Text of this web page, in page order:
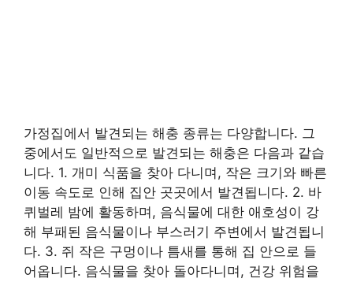
가정집에서 발견되는 해충 종류는 다양합니다. 그
중에서도 일반적으로 발견되는 해충은 다음과 같습
니다. 1. 개미 식품을 찾아 다니며, 작은 크기와 빠른
이동 속도로 인해 집안 곳곳에서 발견됩니다. 2. 바
퀴벌레 밤에 활동하며, 음식물에 대한 애호성이 강
해 부패된 음식물이나 부스러기 주변에서 발견됩니
다. 3. 쥐 작은 구멍이나 틈새를 통해 집 안으로 들
어옵니다. 음식물을 찾아 돌아다니며, 건강 위험을